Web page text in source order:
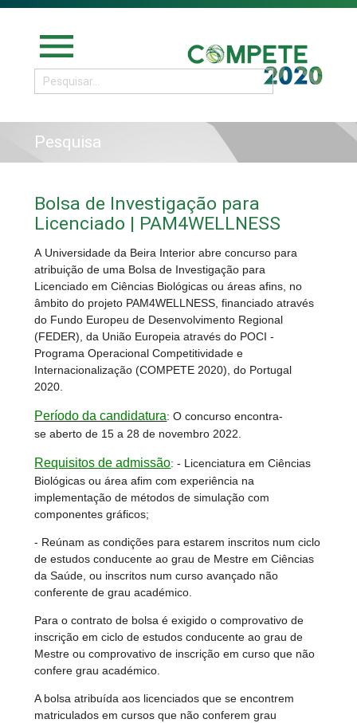
menu
Pesquisa
Bolsa de Investigação para
Licenciado | PAM4WELLNESS
A Universidade da Beira Interior abre concurso para
atribuição de uma Bolsa de Investigação para
Licenciado em Ciências Biológicas ou áreas afins, no
âmbito do projeto PAM4WELLNESS, financiado através
do Fundo Europeu de Desenvolvimento Regional
(FEDER), da União Europeia através do POCI -
Programa Operacional Competitividade e
Internacionalização (COMPETE 2020), do Portugal
2020.
Período da candidatura: O concurso encontra-
se aberto de 15 a 28 de novembro 2022.
Requisitos de admissão: - Licenciatura em Ciências
Biológicas ou área afim com experiência na
implementação de métodos de simulação com
componentes gráficos;
- Reúnam as condições para estarem inscritos num ciclo
de estudos conducente ao grau de Mestre em Ciências
da Saúde, ou inscritos num curso avançado não
conferente de grau académico.
Para o contrato de bolsa é exigido o comprovativo de
inscrição em ciclo de estudos conducente ao grau de
Mestre ou comprovativo de inscrição em curso que não
confere grau académico.
A bolsa atribuída aos licenciados que se encontrem
matriculados em cursos que não conferem grau